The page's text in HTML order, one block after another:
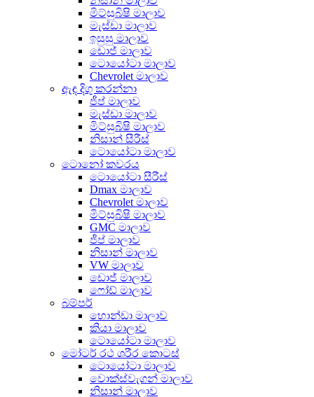
මිට්සුබිෂි මාලාව
මැස්ඩා මාලාව
ඉසුසු මාලාව
ඩොජ් මාලාව
ටොයෝටා මාලාව
Chevrolet මාලාව
ඇඳ දිගු කරන්නා
ජීප් මාලාව
මැස්ඩා මාලාව
මිට්සුබිෂි මාලාව
නිසාන් සීරීස්
ටොයෝටා මාලාව
ටොනෝ කවරය
ටොයෝටා සීරීස්
Dmax මාලාව
Chevrolet මාලාව
මිට්සුබිෂි මාලාව
GMC මාලාව
ජීප් මාලාව
නිසාන් මාලාව
VW මාලාව
ඩොජ් මාලාව
ෆෝඩ් මාලාව
බම්පර්
හොන්ඩා මාලාව
කියා මාලාව
ටොයෝටා මාලාව
මෝටර් රථ ශරීර කොටස්
ටොයෝටා මාලාව
වොක්ස්වැගන් මාලාව
නිසාන් මාලාව